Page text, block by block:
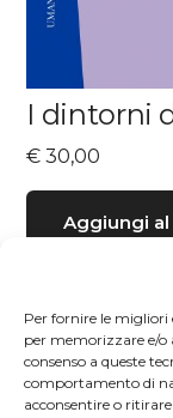
Per fornire le migliori
per memorizzare e/o
consenso a queste
comportamento di
acconsentire o
I dintorni
€ 30,00
Aggiungi